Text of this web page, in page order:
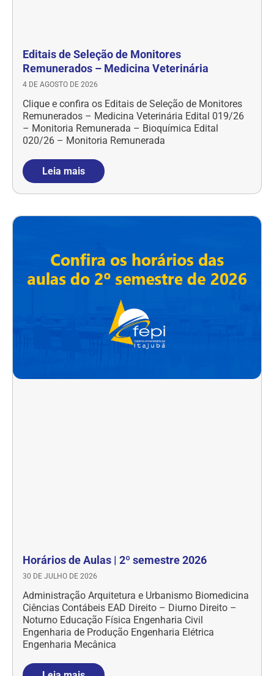
Editais de Seleção de Monitores
Remunerados – Medicina Veterinária
4 DE AGOSTO DE 2026
Clique e confira os Editais de Seleção de Monitores
Remunerados – Medicina Veterinária Edital 019/26
– Monitoria Remunerada – Bioquímica Edital
020/26 – Monitoria Remunerada
Leia mais
Horários de Aulas | 2º semestre 2026
30 DE JULHO DE 2026
Administração Arquitetura e Urbanismo Biomedicina
Ciências Contábeis EAD Direito – Diurno Direito –
Noturno Educação Física Engenharia Civil
Engenharia de Produção Engenharia Elétrica
Engenharia Mecânica